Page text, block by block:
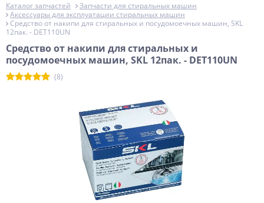
Каталог запчастей
Запчасти для стиральных машин
Аксессуары для эксплуатации стиральных машин
Средство от накипи для стиральных и посудомоечных машин, SKL
12пак. - DET110UN
Средство от накипи для стиральных и
посудомоечных машин, SKL 12пак. - DET110UN
(8)